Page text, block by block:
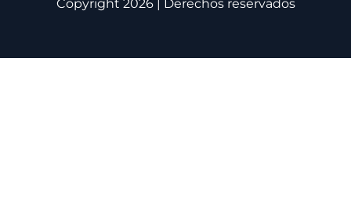
Copyright 2026 | Derechos reservados